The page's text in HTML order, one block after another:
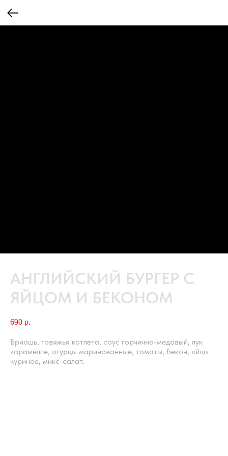
АНГЛИЙСКИЙ БУРГЕР С
ЯЙЦОМ И БЕКОНОМ
690 р.
Бриошь, говяжья котлета, соус горчично-медовый, лук
карамелле, огурцы маринованные, томаты, бекон, яйцо
куриное, микс-салат.